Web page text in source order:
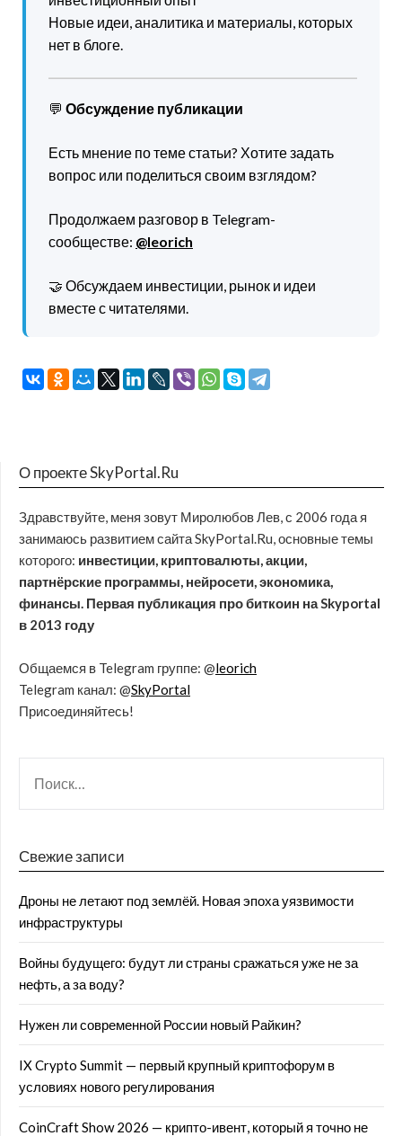
Новые идеи, аналитика и материалы, которых
нет в блоге.
💬 Обсуждение публикации
Есть мнение по теме статьи? Хотите задать
вопрос или поделиться своим взглядом?
Продолжаем разговор в Telegram-
сообществе: @leorich
🤝 Обсуждаем инвестиции, рынок и идеи
вместе с читателями.
О проекте SkyPortal.Ru
Здравствуйте, меня зовут Миролюбов Лев, с 2006 года я
занимаюсь развитием сайта SkyPortal.Ru, основные темы
которого: инвестиции, криптовалюты, акции,
партнёрские программы, нейросети, экономика,
финансы. Первая публикация про биткоин на Skyportal
в 2013 году
Общаемся в Telegram группе: @leorich
Telegram канал: @SkyPortal
Присоединяйтесь!
Свежие записи
Дроны не летают под землёй. Новая эпоха уязвимости
инфраструктуры
Войны будущего: будут ли страны сражаться уже не за
нефть, а за воду?
Нужен ли современной России новый Райкин?
IX Crypto Summit — первый крупный криптофорум в
условиях нового регулирования
CoinCraft Show 2026 — крипто-ивент, который я точно не